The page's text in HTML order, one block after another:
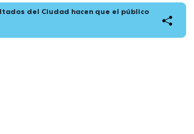
del Ciudad hacen que el público